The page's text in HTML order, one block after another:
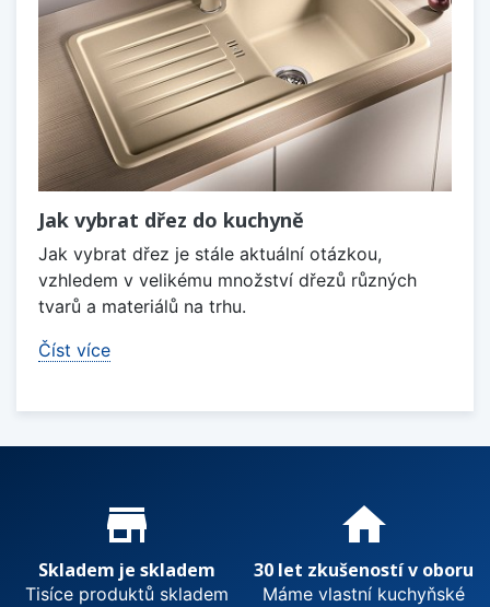
Jak vybrat dřez do kuchyně
Jak vybrat dřez je stále aktuální otázkou,
vzhledem v velikému množství dřezů různých
tvarů a materiálů na trhu.
Číst více
Proč nakupovat u nás?
store_mall_directory
Skladem je skladem
Tisíce produktů skladem
home
30 let zkušeností v oboru
Máme vlastní kuchyňské